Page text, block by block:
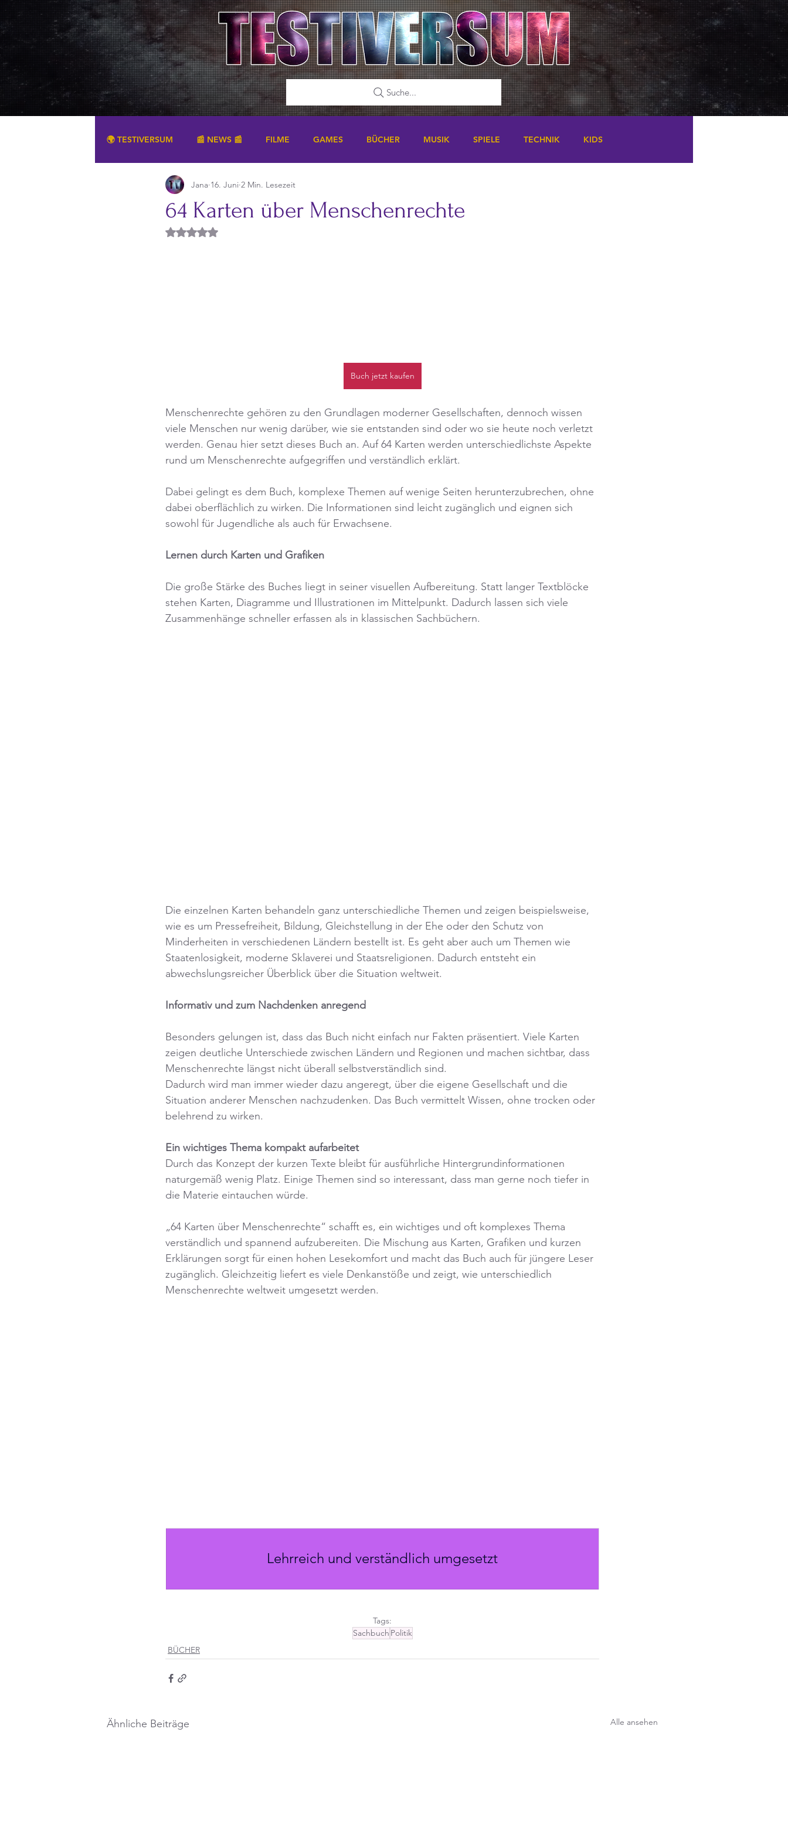
Suche...
🌍 TESTIVERSUM 📰 NEWS 📰 FILME GAMES BÜCHER MUSIK SPIELE TECHNIK KIDS
SONSTIGES
64 Karten über Menschenrechte
Jana 16. Juni 2 Min. Lesezeit
Mit NaN von 5 Sternen bewertet.
Buch jetzt kaufen
Menschenrechte gehören zu den Grundlagen moderner Gesellschaften, dennoch wissen
viele Menschen nur wenig darüber, wie sie entstanden sind oder wo sie heute noch verletzt
werden. Genau hier setzt dieses Buch an. Auf 64 Karten werden unterschiedlichste Aspekte
rund um Menschenrechte aufgegriffen und verständlich erklärt.
Dabei gelingt es dem Buch, komplexe Themen auf wenige Seiten herunterzubrechen, ohne
dabei oberflächlich zu wirken. Die Informationen sind leicht zugänglich und eignen sich
sowohl für Jugendliche als auch für Erwachsene.
Lernen durch Karten und Grafiken
Die große Stärke des Buches liegt in seiner visuellen Aufbereitung. Statt langer Textblöcke
stehen Karten, Diagramme und Illustrationen im Mittelpunkt. Dadurch lassen sich viele
Zusammenhänge schneller erfassen als in klassischen Sachbüchern.
Die einzelnen Karten behandeln ganz unterschiedliche Themen und zeigen beispielsweise,
wie es um Pressefreiheit, Bildung, Gleichstellung in der Ehe oder den Schutz von
Minderheiten in verschiedenen Ländern bestellt ist. Es geht aber auch um Themen wie
Staatenlosigkeit, moderne Sklaverei und Staatsreligionen. Dadurch entsteht ein
abwechslungsreicher Überblick über die Situation weltweit.
Informativ und zum Nachdenken anregend
Besonders gelungen ist, dass das Buch nicht einfach nur Fakten präsentiert. Viele Karten
zeigen deutliche Unterschiede zwischen Ländern und Regionen und machen sichtbar, dass
Menschenrechte längst nicht überall selbstverständlich sind.
Dadurch wird man immer wieder dazu angeregt, über die eigene Gesellschaft und die
Situation anderer Menschen nachzudenken. Das Buch vermittelt Wissen, ohne trocken oder
belehrend zu wirken.
Ein wichtiges Thema kompakt aufarbeitet
Durch das Konzept der kurzen Texte bleibt für ausführliche Hintergrundinformationen
naturgemäß wenig Platz. Einige Themen sind so interessant, dass man gerne noch tiefer in
die Materie eintauchen würde.
„64 Karten über Menschenrechte“ schafft es, ein wichtiges und oft komplexes Thema
verständlich und spannend aufzubereiten. Die Mischung aus Karten, Grafiken und kurzen
Erklärungen sorgt für einen hohen Lesekomfort und macht das Buch auch für jüngere Leser
zugänglich. Gleichzeitig liefert es viele Denkanstöße und zeigt, wie unterschiedlich
Menschenrechte weltweit umgesetzt werden.
Lehrreich und verständlich umgesetzt
Tags:
Sachbuch Politik
BÜCHER
Ähnliche Beiträge Alle ansehen